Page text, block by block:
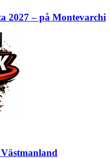
2027 – på Montevarchi